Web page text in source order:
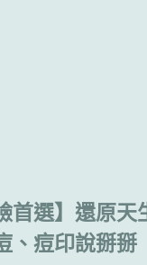
首選】還原天
、痘印說掰掰